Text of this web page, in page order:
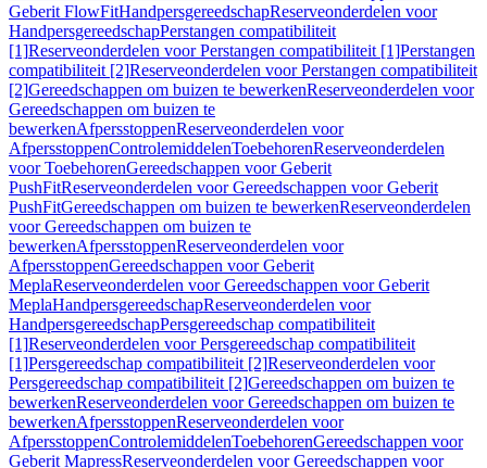
Geberit FlowFitHandpersgereedschapReserveonderdelen voor
HandpersgereedschapPerstangen compatibiliteit
[1]Reserveonderdelen voor Perstangen compatibiliteit [1]Perstangen
compatibiliteit [2]Reserveonderdelen voor Perstangen compatibiliteit
[2]Gereedschappen om buizen te bewerkenReserveonderdelen voor
Gereedschappen om buizen te
bewerkenAfpersstoppenReserveonderdelen voor
AfpersstoppenControlemiddelenToebehorenReserveonderdelen
voor ToebehorenGereedschappen voor Geberit
PushFitReserveonderdelen voor Gereedschappen voor Geberit
PushFitGereedschappen om buizen te bewerkenReserveonderdelen
voor Gereedschappen om buizen te
bewerkenAfpersstoppenReserveonderdelen voor
AfpersstoppenGereedschappen voor Geberit
MeplaReserveonderdelen voor Gereedschappen voor Geberit
MeplaHandpersgereedschapReserveonderdelen voor
HandpersgereedschapPersgereedschap compatibiliteit
[1]Reserveonderdelen voor Persgereedschap compatibiliteit
[1]Persgereedschap compatibiliteit [2]Reserveonderdelen voor
Persgereedschap compatibiliteit [2]Gereedschappen om buizen te
bewerkenReserveonderdelen voor Gereedschappen om buizen te
bewerkenAfpersstoppenReserveonderdelen voor
AfpersstoppenControlemiddelenToebehorenGereedschappen voor
Geberit MapressReserveonderdelen voor Gereedschappen voor